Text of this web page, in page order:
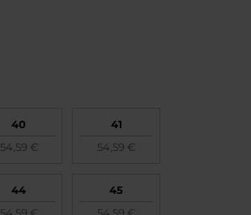
40
54,59 €
41
54,59 €
44
45